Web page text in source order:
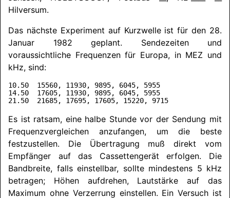
Hilversum.
Das nächste Experiment auf Kurzwelle ist für den 28.
Januar 1982 geplant. Sendezeiten und
voraussichtliche Frequenzen für Europa, in MEZ und
kHz, sind:
10.50  15560, 11930, 9895, 6045, 5955
14.50  17605, 11930, 9895, 6045, 5955
Es ist ratsam, eine halbe Stunde vor der Sendung mit
Frequenzvergleichen anzufangen, um die beste
festzustellen. Die Übertragung muß direkt vom
Empfänger auf das Cassettengerät erfolgen. Die
Bandbreite, falls einstellbar, sollte mindestens 5 kHz
betragen; Höhen aufdrehen, Lautstärke auf das
Maximum ohne Verzerrung einstellen. Ein Versuch ist